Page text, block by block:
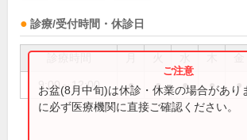
診療/受付時間・休診日
9:00～12:00 ● ● ● ● ●
お盆(8月中旬)は休診・休業の場合があり
に必ず医療機関に直接ご確認ください。